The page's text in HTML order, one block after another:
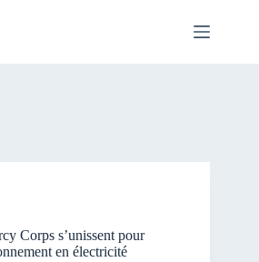
Corps s’unissent pour
en électricité